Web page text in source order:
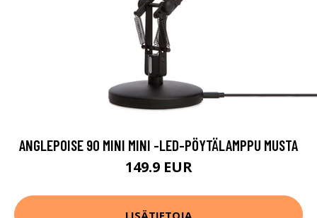
ANGLEPOISE 90 MINI MINI -LED-PÖYTÄLAMPPU MUSTA
149.9 EUR
LISÄTIETOJA